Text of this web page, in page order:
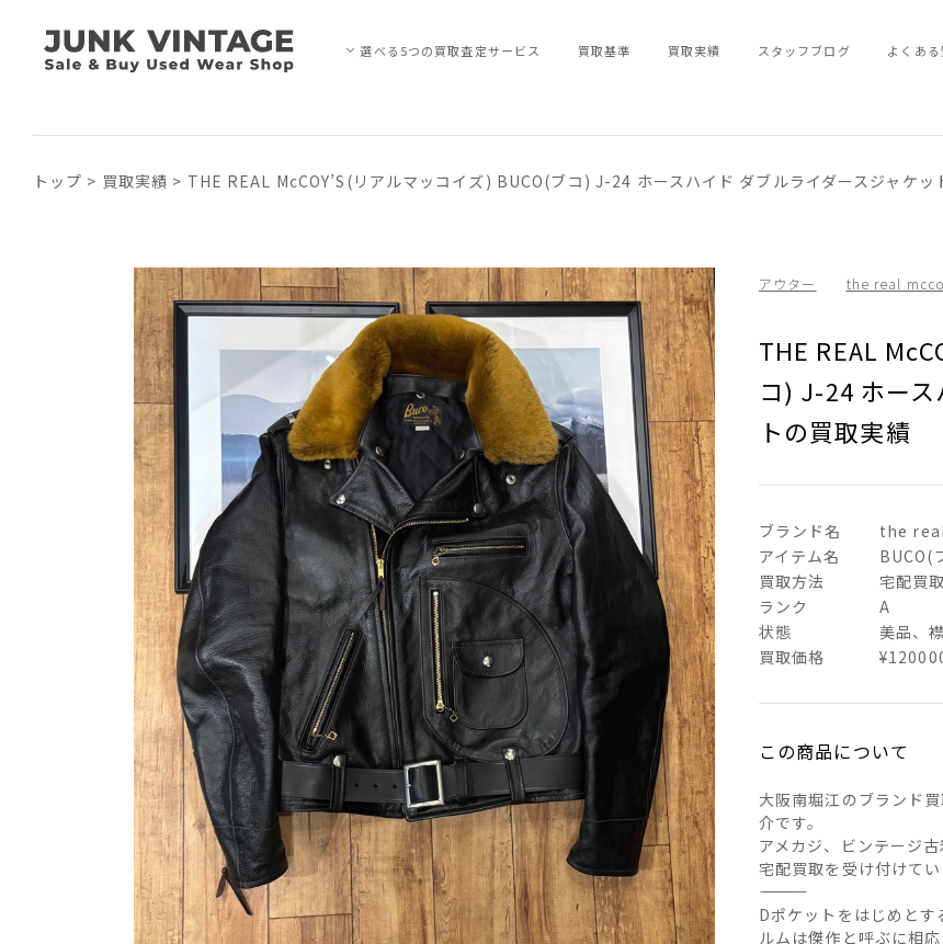
選べる5つの買取査定サービス 買取基準 買取実績 スタッフブログ よくあ
トップ > 買取実績 > THE REAL McCOY’S(リアルマッコイズ) BUCO(ブコ) J-24 ホースハイド ダブルライダースジャケッ
アウター the real
THE REAL
コ) J-24 ホー
トの買取実績
ブランド名
the
アイテム名
BUCO(
買取方法
宅配買取
ランク
A
状態
美品、
買取価格
この商品について
大阪南堀江のブランド
介です。
アメカジ、ビンテージ
宅配買取を受け付けてい
――――――――――――――
Dポケットをはじめと
ルムは傑作と呼ぶに相応